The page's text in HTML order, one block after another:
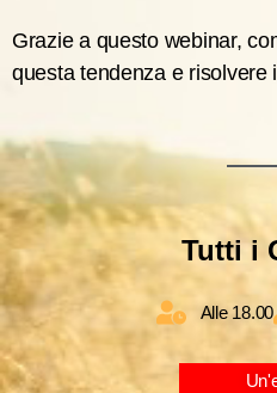
Grazie a questo webinar,
questa tendenza e risolvere
Tutti i
Alle 18.00